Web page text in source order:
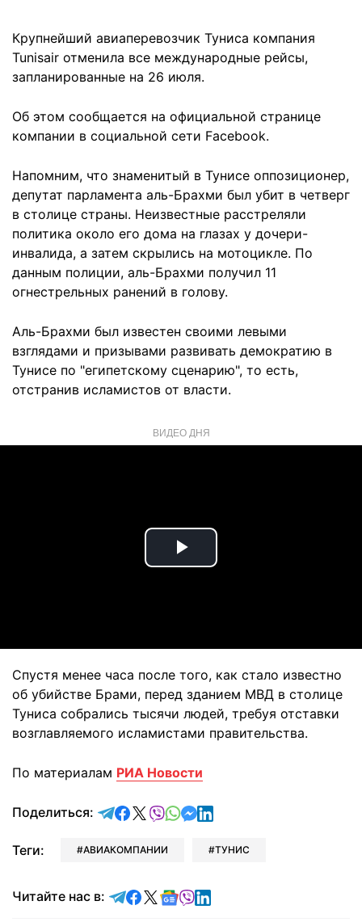
Крупнейший авиаперевозчик Туниса компания
Tunisair отменила все международные рейсы,
запланированные на 26 июля.
Об этом сообщается на официальной странице
компании в социальной сети Facebook.
Напомним, что знаменитый в Тунисе оппозиционер,
депутат парламента аль-Брахми был убит в четверг
в столице страны. Неизвестные расстреляли
политика около его дома на глазах у дочери-
инвалида, а затем скрылись на мотоцикле. По
данным полиции, аль-Брахми получил 11
огнестрельных ранений в голову.
Аль-Брахми был известен своими левыми
взглядами и призывами развивать демократию в
Тунисе по "египетскому сценарию", то есть,
отстранив исламистов от власти.
ВИДЕО ДНЯ
Play
Спустя менее часа после того, как стало известно
об убийстве Брами, перед зданием МВД в столице
Туниса собрались тысячи людей, требуя отставки
возглавляемого исламистами правительства.
По материалам РИА Новости
Поделиться: отправить в Telegram
поделиться в Facebook
поделиться в X
отправить в Viber
отправить в Whatsapp
отправить в Messenger
отправить в LinkedIn
Теги: АВИАКОМПАНИИ ТУНИС
Читайте нас в: Читайте в Telegram
Читайте в Facebook
Читайте в X
Читайте в Google news
Читайте в Viber
Читайте в LinkedIn